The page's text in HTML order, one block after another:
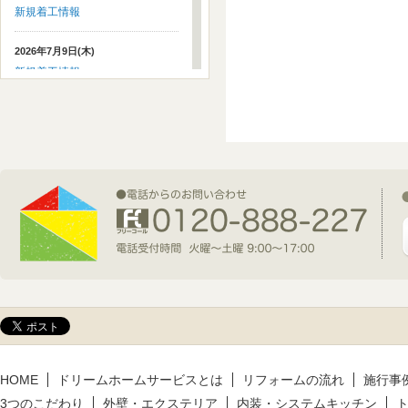
新規着工情報
2026年7月9日(木)
新規着工情報
新規着工情報
2026年5月14日(木)
新規着工情報
HOME ドリームホームサービスとは リフォームの流れ
施行事
3つのこだわり
外壁・エクステリア 内装・システムキッチン